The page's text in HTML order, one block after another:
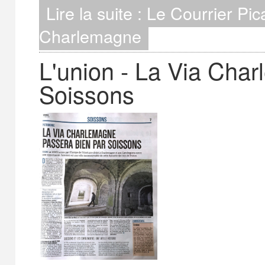
Lire la suite : Le Courrier
Charlemagne
L'union - La Via
Soissons